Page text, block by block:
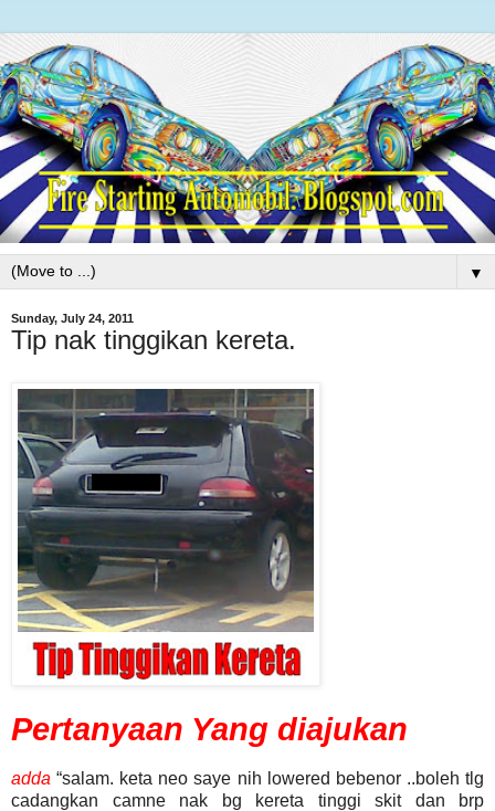
▼
Sunday, July 24, 2011
Tip nak tinggikan kereta.
Pertanyaan Yang diajukan
adda
salam. keta neo saye nih lowered bebenor ..boleh tlg
cadangkan camne nak bg kereta tinggi skit dan brp